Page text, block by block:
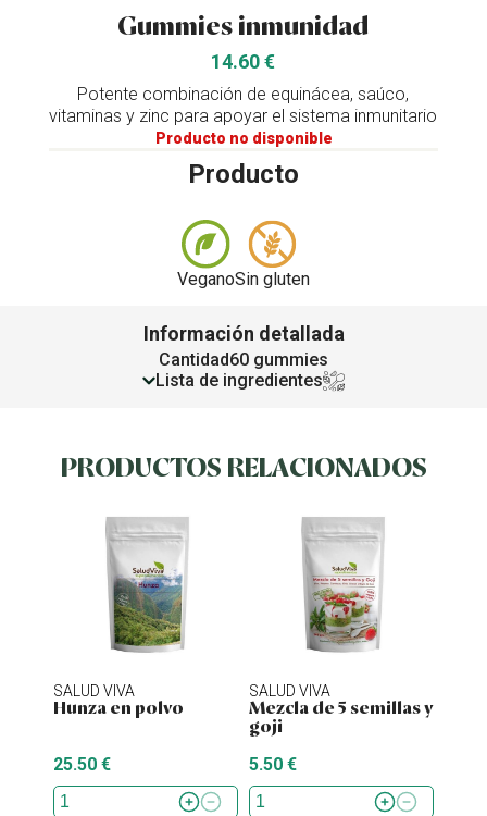
Gummies inmunidad
14.60 €
Potente combinación de equinácea, saúco,
vitaminas y zinc para apoyar el sistema inmunitario
Producto no disponible
Producto
VeganoSin gluten
Información detallada
Cantidad60 gummies
Lista de ingredientes
PRODUCTOS RELACIONADOS
SALUD VIVA
Hunza en polvo
25.50 €
SALUD VIVA
Mezcla de 5 semillas y
goji
5.50 €